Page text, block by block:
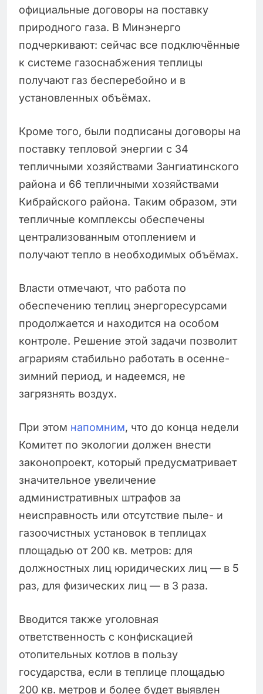
официальные договоры на поставку
природного газа. В Минэнерго
подчеркивают: сейчас все подключённые
к системе газоснабжения теплицы
получают газ бесперебойно и в
установленных объёмах.
Кроме того, были подписаны договоры на
поставку тепловой энергии с 34
тепличными хозяйствами Зангиатинского
района и 66 тепличными хозяйствами
Кибрайского района. Таким образом, эти
тепличные комплексы обеспечены
централизованным отоплением и
получают тепло в необходимых объёмах.
Власти отмечают, что работа по
обеспечению теплиц энергоресурсами
продолжается и находится на особом
контроле. Решение этой задачи позволит
аграриям стабильно работать в осенне-
зимний период, и надеемся, не
загрязнять воздух.
При этом напомним, что до конца недели
Комитет по экологии должен внести
законопроект, который предусматривает
значительное увеличение
административных штрафов за
неисправность или отсутствие пыле- и
газоочистных установок в теплицах
площадью от 200 кв. метров: для
должностных лиц юридических лиц — в 5
раз, для физических лиц — в 3 раза.
Вводится также уголовная
ответственность с конфискацией
отопительных котлов в пользу
государства, если в теплице площадью
200 кв. метров и более будет выявлен